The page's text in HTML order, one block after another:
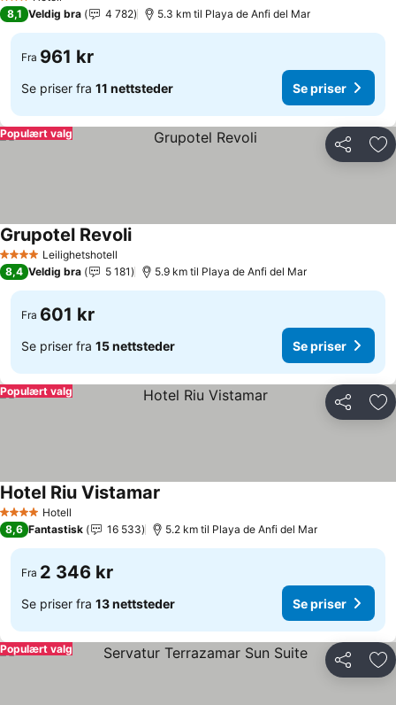
3 Stjerner
8,1 Veldig bra 4 782 5.3 km til Playa de Anfi del Mar
Fra 961 kr
Se priser fra 11 nettsteder Se priser
Del
Populært valg
4 StjernerLeilighetshotell
Grupotel Revoli
8,4 Veldig bra 5 181 5.9 km til Playa de Anfi del Mar
Fra 601 kr
Se priser fra 15 nettsteder Se priser
Del
Populært valg
4 StjernerHotell
Hotel Riu Vistamar
8,6 Fantastisk 16 533 5.2 km til Playa de Anfi del Mar
Fra 2 346 kr
Se priser fra 13 nettsteder Se priser
Del
Populært valg